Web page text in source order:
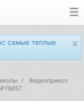
×
самые теплые
Видеоприкол